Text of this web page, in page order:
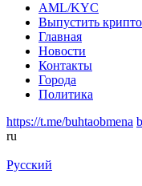
AML/KYC
Выпустить
Главная
Новости
Контакты
Города
Политика
https://t.me/buhtaobmena
ru
Русский